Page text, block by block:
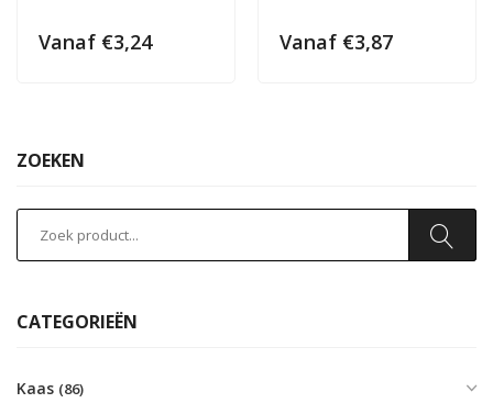
Vanaf €3,24 Vanaf €3,87
ZOEKEN
CATEGORIEËN
Kaas (86)